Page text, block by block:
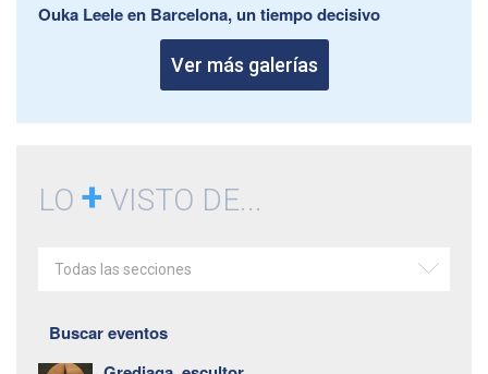
Ouka Leele en Barcelona, un tiempo decisivo
Ver más galerías
LO + VISTO DE...
Todas las secciones
Buscar eventos